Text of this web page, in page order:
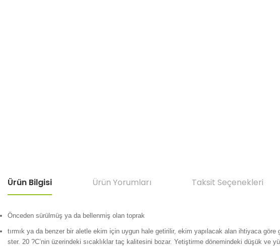
Ürün Bilgisi Ürün Yorumları Taksit Seçenekleri
Önceden sürülmüş ya da bellenmiş olan toprak
tırmık ya da benzer bir aletle ekim için uygun hale getirilir, ekim yapılacak alan ihtiyaca
ster. 20 ?C’nin üzerindeki sıcaklıklar taç kalitesini bozar. Yetiştirme dönemindeki düşük ve